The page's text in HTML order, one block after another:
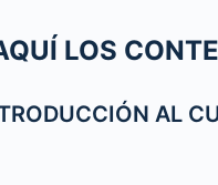
LOS
AL